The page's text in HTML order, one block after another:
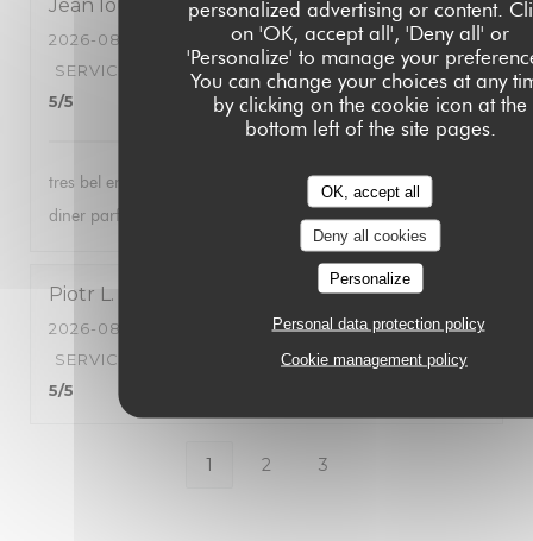
personalized advertising or content.
on 'OK, accept all', 'Deny all' or
'Personalize' to manage your
You can change your choices at any
by clicking on the cookie icon at the
bottom left of the site pages.
OK, accept all
Deny all cookies
Personalize
Personal data protection policy
Cookie management policy
Jean louis
2026-08-02
- 20:00 - GUESTS 2
SERVICE
AMBIANCE: 5 /5 FOOD: 5/5 VALUE:
5/5
tres bel endroit , personnel tres acceuillant et agreable , le
diner parfait . nous avons passé une tres bonne soirée .
Piotr L
2026-08-03
- 20:30 - GUESTS 2
SERVICE
5/5 FOOD: 5/5 VALUE
5/5
1 2 3